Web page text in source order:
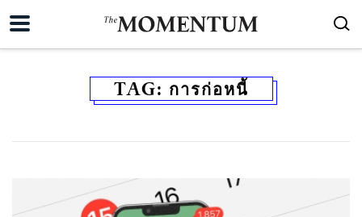
TAG: การก่อหนี้